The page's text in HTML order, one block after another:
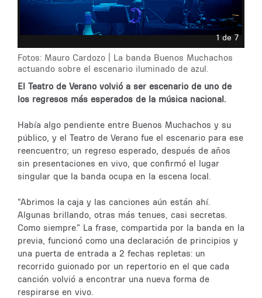
1 de 7
Fotos: Mauro Cardozo | La banda Buenos Muchachos
actuando sobre el escenario iluminado de azul.
El Teatro de Verano volvió a ser escenario de uno de
los regresos más esperados de la música nacional.
Había algo pendiente entre Buenos Muchachos y su
público, y el Teatro de Verano fue el escenario para ese
reencuentro; un regreso esperado, después de años
sin presentaciones en vivo, que confirmó el lugar
singular que la banda ocupa en la escena local.
“Abrimos la caja y las canciones aún están ahí.
Algunas brillando, otras más tenues, casi secretas.
Como siempre.” La frase, compartida por la banda en la
previa, funcionó como una declaración de principios y
una puerta de entrada a 2 fechas repletas: un
recorrido guionado por un repertorio en el que cada
canción volvió a encontrar una nueva forma de
respirarse en vivo.